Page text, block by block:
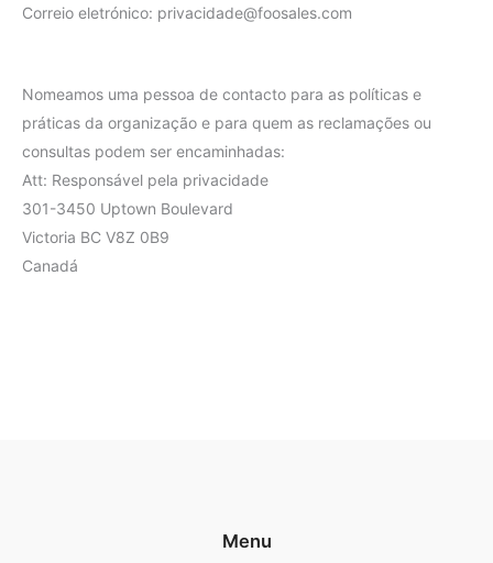
Correio eletrónico: privacidade@foosales.com
Nomeamos uma pessoa de contacto para as políticas e
práticas da organização e para quem as reclamações ou
consultas podem ser encaminhadas:
Att: Responsável pela privacidade
301-3450 Uptown Boulevard
Victoria BC V8Z 0B9
Canadá
Menu